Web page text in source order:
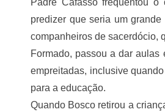
predizer que seria um
companheiros de sacerdócio,
Formado, passou a dar
empreitadas, inclusive
para a educação.
Quando Bosco retirou a